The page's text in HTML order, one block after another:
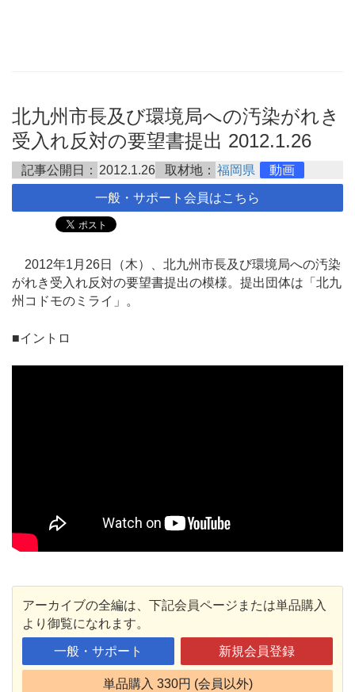
北九州市長及び環境局への汚染がれき
受入れ反対の要望書提出 2012.1.26
記事公開日： 2012.1.26 取材地： 福岡県 動画
一般・サポート会員はこちら
2012年1月26日（木）、北九州市長及び環境局への汚染
がれき受入れ反対の要望書提出の模様。提出団体は「北九
州コドモのミライ」。
■イントロ
アーカイブの全編は、下記会員ページまたは単品購入
より御覧になれます。
一般・サポート 新規会員登録
単品購入 330円 (会員以外)